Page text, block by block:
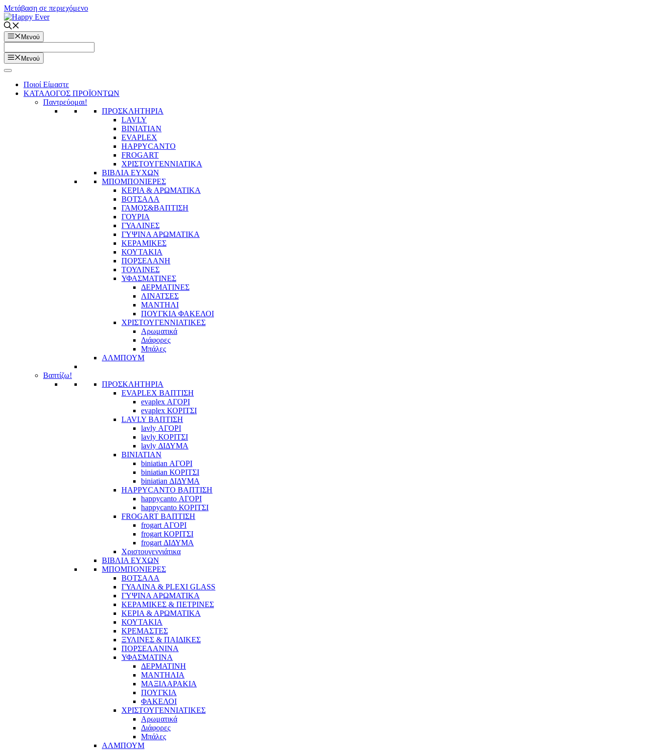
Μετάβαση σε περιεχόμενο
Μενού
Μενού
Ποιοί Είμαστε
ΚΑΤΑΛΟΓΟΣ ΠΡΟΪΟΝΤΩΝ
Παντρεύομαι!
ΠΡΟΣΚΛΗΤΗΡΙΑ
LAVLY
BINIATIAN
EVAPLEX
HAPPYCANTO
FROGART
ΧΡΙΣΤΟΥΓΕΝΝΙΑΤΙΚΑ
ΒΙΒΛΙΑ ΕΥΧΩΝ
ΜΠΟΜΠΟΝΙΕΡΕΣ
ΚΕΡΙΑ & ΑΡΩΜΑΤΙΚΑ
ΒΟΤΣΑΛΑ
ΓΑΜΟΣ&ΒΑΠΤΙΣΗ
ΓΟΥΡΙΑ
ΓΥΑΛΙΝΕΣ
ΓΥΨΙΝΑ ΑΡΩΜΑΤΙΚΑ
ΚΕΡΑΜΙΚΕΣ
ΚΟΥΤΑΚΙΑ
ΠΟΡΣΕΛΑΝΗ
ΤΟΥΛΙΝΕΣ
ΥΦΑΣΜΑΤΙΝΕΣ
ΔΕΡΜΑΤΙΝΕΣ
ΛΙΝΑΤΣΕΣ
ΜΑΝΤΗΛΙ
ΠΟΥΓΚΙΑ ΦΑΚΕΛΟΙ
ΧΡΙΣΤΟΥΓΕΝΝΙΑΤΙΚΕΣ
Αρωματικά
Διάφορες
Μπάλες
ΑΛΜΠΟΥΜ
Βαπτίζω!
ΠΡΟΣΚΛΗΤΗΡΙΑ
EVAPLEX ΒΑΠΤΙΣΗ
evaplex ΑΓΟΡΙ
evaplex ΚΟΡΙΤΣΙ
LAVLY ΒΑΠΤΙΣΗ
lavly ΑΓΟΡΙ
lavly ΚΟΡΙΤΣΙ
lavly ΔΙΔΥΜΑ
BINIATIAN
biniatian ΑΓΟΡΙ
biniatian ΚΟΡΙΤΣΙ
biniatian ΔΙΔΥΜΑ
HAPPYCANTO ΒΑΠΤΙΣΗ
happycanto ΑΓΟΡΙ
happycanto ΚΟΡΙΤΣΙ
FROGART ΒΑΠΤΙΣΗ
frogart ΑΓΟΡΙ
frogart ΚΟΡΙΤΣΙ
frogart ΔΙΔΥΜΑ
Χριστουγεννιάτικα
ΒΙΒΛΙΑ ΕΥΧΩΝ
ΜΠΟΜΠΟΝΙΕΡΕΣ
ΒΟΤΣΑΛΑ
ΓΥΑΛΙΝΑ & PLEXI GLASS
ΓΥΨΙΝΑ ΑΡΩΜΑΤΙΚΑ
ΚΕΡΑΜΙΚΕΣ & ΠΕΤΡΙΝΕΣ
ΚΕΡΙΑ & ΑΡΩΜΑΤΙΚΑ
ΚΟΥΤΑΚΙΑ
ΚΡΕΜΑΣΤΕΣ
ΞΥΛΙΝΕΣ & ΠΑΙΔΙΚΕΣ
ΠΟΡΣΕΛΑΝΙΝΑ
ΥΦΑΣΜΑΤΙΝA
ΔΕΡΜΑΤΙΝΗ
ΜΑΝΤΗΛΙΑ
ΜΑΞΙΛΑΡΑΚΙΑ
ΠΟΥΓΚΙΑ
ΦΑΚΕΛΟΙ
ΧΡΙΣΤΟΥΓΕΝΝΙΑΤΙΚΕΣ
Αρωματικά
Διάφορες
Μπάλες
ΑΛΜΠΟΥΜ